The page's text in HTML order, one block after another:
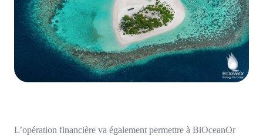
L’opération financière va également permettre à BiOceanOr